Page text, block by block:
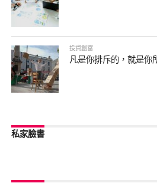
投資創富
凡是你排斥的，就是你
私家臉書